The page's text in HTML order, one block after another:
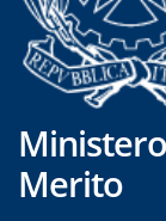
Merito